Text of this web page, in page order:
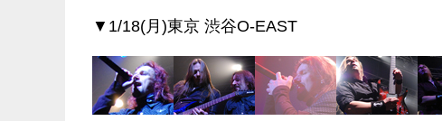
▼1/18(月)東京 渋谷O-EAST